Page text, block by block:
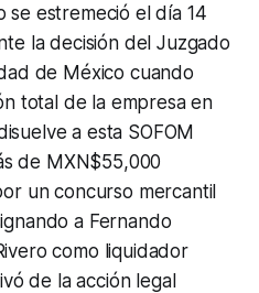
se estremeció el día 14
la decisión del Juzgado
de México cuando
total de la empresa en
a esta SOFOM
de MXN$55,000
un concurso mercantil
a Fernando
como liquidador
de la acción legal